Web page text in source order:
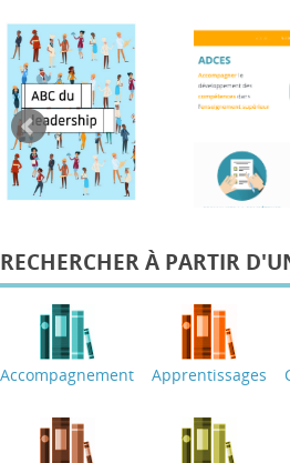
RECHERCHER À PARTIR
Accompagnement Apprentissages